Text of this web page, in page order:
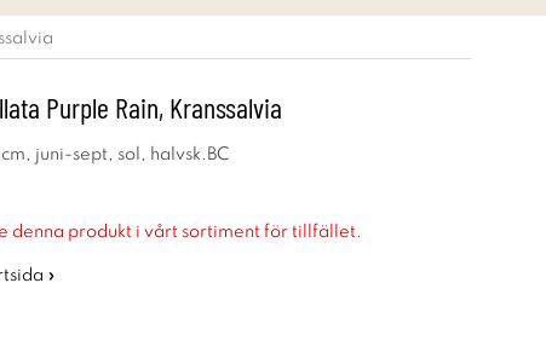
Purple Rain, Kranssalvia
juni-sept, sol, halvsk.BC
denna produkt i vårt sortiment för tillfället.
»